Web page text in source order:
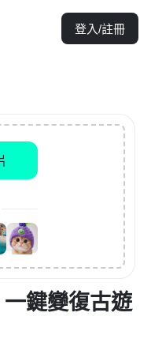
登入/註冊
鍵變復古遊